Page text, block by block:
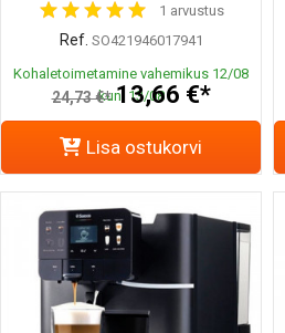
1 arvustus
Ref. SO421946017941
Kohaletoimetamine vahemikus 12/08
kuni 13/08
24,73 €* 13,66 €*
Lisa ostukorvi